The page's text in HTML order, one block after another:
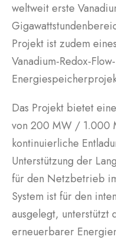
weltweit erste
Projekt ist zudem
Vanadium-Redox-
Das Projekt bietet
von 200 MW / 1.000
kontinuierliche
Unterstützung der
für den Netzbetrieb
System ist für den
ausgelegt,
erneuerbarer